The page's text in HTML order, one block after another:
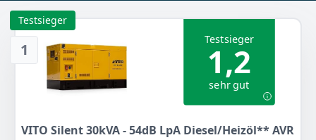
1
Testsieger
Testsieger
1,2
sehr gut
VITO Silent 30kVA - 54dB LpA Diesel/Heizöl** AVR